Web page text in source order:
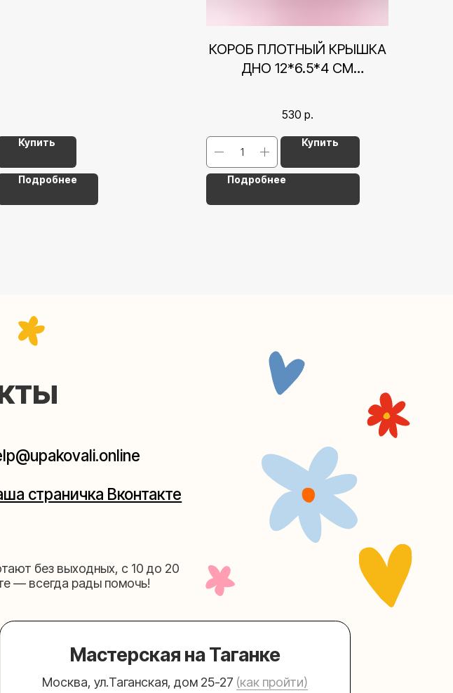
Купить
Подробнее
КОРОБ ПЛОТНЫЙ КРЫШКА
ДНО 12*6.5*4 СМ
530 р.
Купить
Подробнее
рады помочь!
+7 (980) 156-03-13